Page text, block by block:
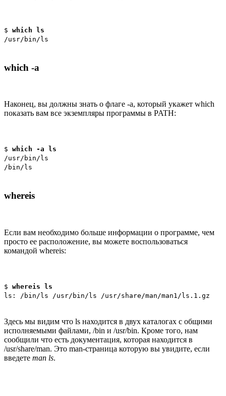
$ which ls
/usr/bin/ls
which -a
Наконец, вы должны знать о флаге -a, который укажет which
показать вам все экземпляры программы в PATH:
$ which -a ls
/usr/bin/ls
/bin/ls
whereis
Если вам необходимо больше информации о программе, чем
просто ее расположение, вы можете воспользоваться
командой whereis:
$ whereis ls
ls: /bin/ls /usr/bin/ls /usr/share/man/man1/ls.1.gz
Здесь мы видим что ls находится в двух каталогах с общими
исполняемыми файлами, /bin и /usr/bin. Кроме того, нам
сообщили что есть документация, которая находится в
/usr/share/man. Это man-страница которую вы увидите, если
введете man ls.